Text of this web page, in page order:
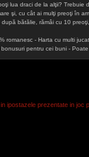
lua draci de la alţii? Trebuie
şi, cu cât ai mulţi preoţi în
bătălie, rămâi cu 10
romanesc - Harta cu multi
pentru cei buni -
ipostazele prezentate in